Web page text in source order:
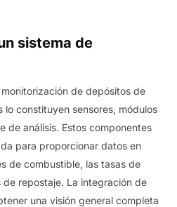
sistema de
de depósitos de
constituyen sensores, módulos
de análisis. Estos componentes
para proporcionar datos en
de combustible, las tasas de
repostaje. La integración de
una visión general completa